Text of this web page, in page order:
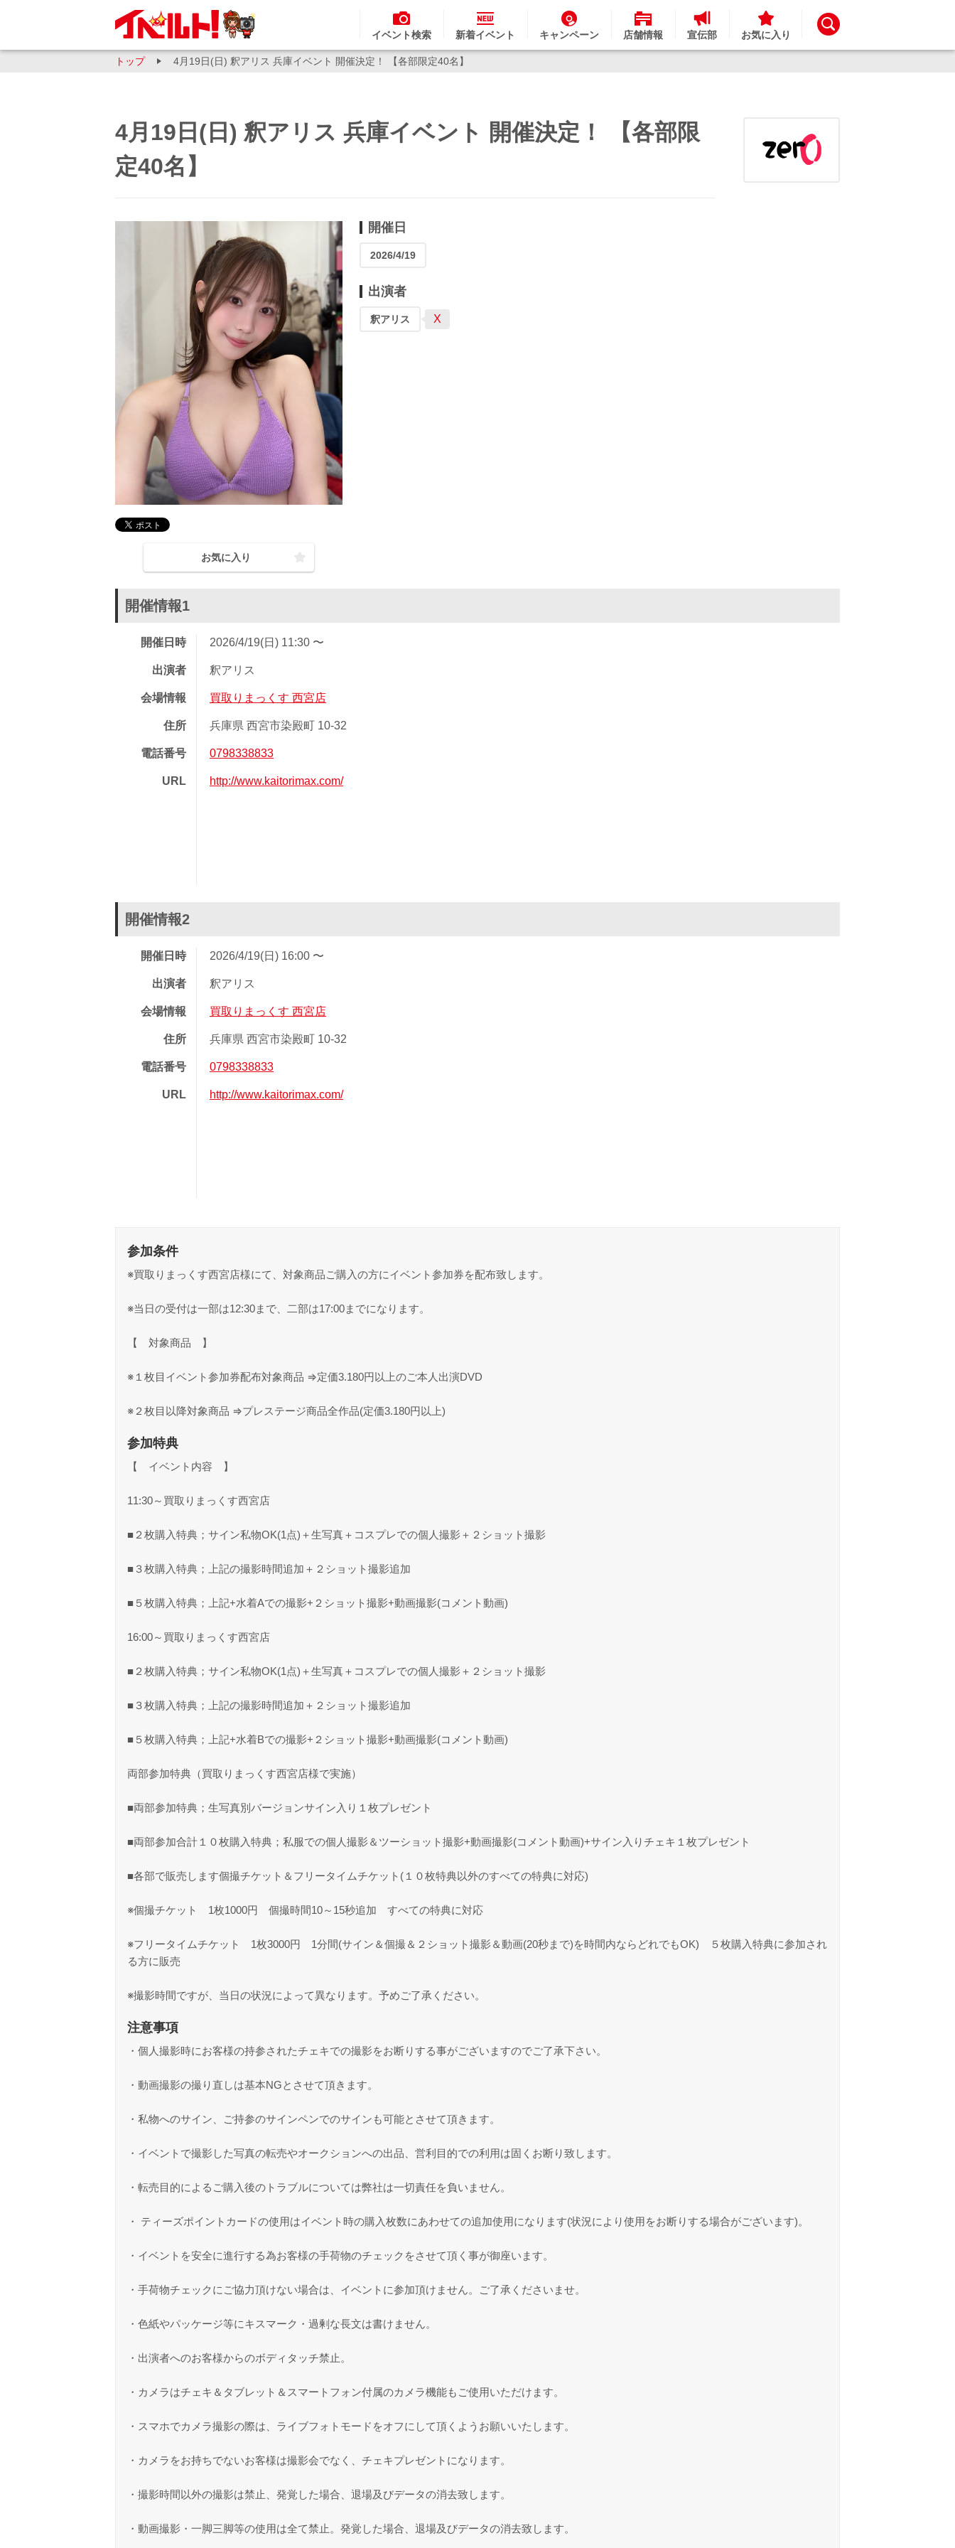
イベント検索 新着イベント キャンペーン 店舗情報 宣伝部 お気に入り
トップ 4月19日(日) 釈アリス 兵庫イベント 開催決定！ 【各部限定40名】
4月19日(日) 釈アリス 兵庫イベント 開催決定！ 【各部限
定40名】
お気に入り
開催日
2026/4/19
出演者
釈アリス X
開催情報1
開催日時 2026/4/19(日) 11:30 〜
出演者 釈アリス
会場情報 買取りまっくす 西宮店
住所 兵庫県 西宮市染殿町 10-32
電話番号 0798338833
URL http://www.kaitorimax.com/
開催情報2
開催日時 2026/4/19(日) 16:00 〜
出演者 釈アリス
会場情報 買取りまっくす 西宮店
住所 兵庫県 西宮市染殿町 10-32
電話番号 0798338833
URL http://www.kaitorimax.com/
参加条件
※買取りまっくす西宮店様にて、対象商品ご購入の方にイベント参加券を配布致します。
※当日の受付は一部は12:30まで、二部は17:00までになります。
【 対象商品 】
※１枚目イベント参加券配布対象商品 ⇒定価3.180円以上のご本人出演DVD
※２枚目以降対象商品 ⇒プレステージ商品全作品(定価3.180円以上)
参加特典
【 イベント内容 】
11:30～買取りまっくす西宮店
■２枚購入特典；サイン私物OK(1点)＋生写真＋コスプレでの個人撮影＋２ショット撮影
■３枚購入特典；上記の撮影時間追加＋２ショット撮影追加
■５枚購入特典；上記+水着Aでの撮影+２ショット撮影+動画撮影(コメント動画)
16:00～買取りまっくす西宮店
■２枚購入特典；サイン私物OK(1点)＋生写真＋コスプレでの個人撮影＋２ショット撮影
■３枚購入特典；上記の撮影時間追加＋２ショット撮影追加
■５枚購入特典；上記+水着Bでの撮影+２ショット撮影+動画撮影(コメント動画)
両部参加特典（買取りまっくす西宮店様で実施）
■両部参加特典；生写真別バージョンサイン入り１枚プレゼント
■両部参加合計１０枚購入特典；私服での個人撮影＆ツーショット撮影+動画撮影(コメント動画)+サイン入りチェキ１枚プレゼント
■各部で販売します個撮チケット＆フリータイムチケット(１０枚特典以外のすべての特典に対応)
※個撮チケット 1枚1000円 個撮時間10～15秒追加 すべての特典に対応
※フリータイムチケット 1枚3000円 1分間(サイン＆個撮＆２ショット撮影＆動画(20秒まで)を時間内ならどれでもOK) ５枚購入特典に参加され
る方に販売
※撮影時間ですが、当日の状況によって異なります。予めご了承ください。
注意事項
・個人撮影時にお客様の持参されたチェキでの撮影をお断りする事がございますのでご了承下さい。
・動画撮影の撮り直しは基本NGとさせて頂きます。
・私物へのサイン、ご持参のサインペンでのサインも可能とさせて頂きます。
・イベントで撮影した写真の転売やオークションへの出品、営利目的での利用は固くお断り致します。
・転売目的によるご購入後のトラブルについては弊社は一切責任を負いません。
・ ティーズポイントカードの使用はイベント時の購入枚数にあわせての追加使用になります(状況により使用をお断りする場合がございます)。
・イベントを安全に進行する為お客様の手荷物のチェックをさせて頂く事が御座います。
・手荷物チェックにご協力頂けない場合は、イベントに参加頂けません。ご了承くださいませ。
・色紙やパッケージ等にキスマーク・過剰な長文は書けません。
・出演者へのお客様からのボディタッチ禁止。
・カメラはチェキ＆タブレット＆スマートフォン付属のカメラ機能もご使用いただけます。
・スマホでカメラ撮影の際は、ライブフォトモードをオフにして頂くようお願いいたします。
・カメラをお持ちでないお客様は撮影会でなく、チェキプレゼントになります。
・撮影時間以外の撮影は禁止、発覚した場合、退場及びデータの消去致します。
・動画撮影・一脚三脚等の使用は全て禁止。発覚した場合、退場及びデータの消去致します。